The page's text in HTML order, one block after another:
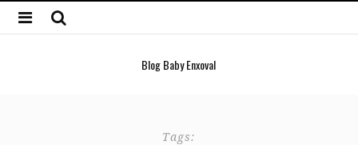
Blog Baby Enxoval
Tags: